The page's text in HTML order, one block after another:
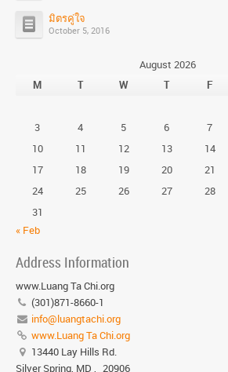
มิตรคู่ใจ
October 5, 2016
August 2026
M
T W T F
3
4 5 6 7
10
11 12 13 14
17
18 19 20 21
24
25 26 27 28
31
« Feb
Address Information
www.Luang Ta Chi.org
(301)871-8660-1
info@luangtachi.org
www.Luang Ta Chi.org
13440 Lay Hills Rd.
Silver Spring, MD , 20906